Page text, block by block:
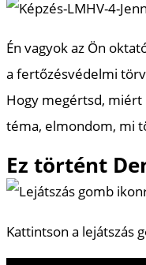
Én vagyok az Ön
a fertőzésvédelmi
Hogy megértsd, miért
téma, elmondom, mi
Ez történt
Kattintson a lejátszás